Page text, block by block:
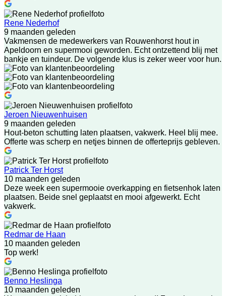
Rene Nederhof
9 maanden geleden
Vakmensen de medewerkers van Rouwenhorst hout in
Apeldoorn en supermooi geworden. Echt ontzettend blij met
bankje en tuindeur. De volgende klus is zeker weer voor hun.
Jeroen Nieuwenhuisen
9 maanden geleden
Hout-beton schutting laten plaatsen, vakwerk. Heel blij mee.
Offerte was scherp en netjes binnen de offerteprijs gebleven.
Patrick Ter Horst
10 maanden geleden
Deze week een supermooie overkapping en fietsenhok laten
plaatsen. Beide snel geplaatst en mooi afgewerkt. Echt
vakwerk.
Redmar de Haan
10 maanden geleden
Top werk!
Benno Heslinga
10 maanden geleden